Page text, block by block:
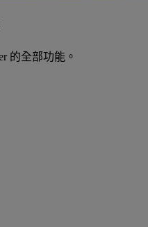
的全部功能。